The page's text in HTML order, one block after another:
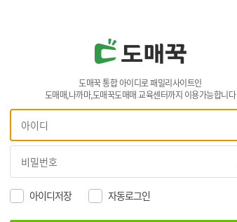
도매꾹 통합 아이디로 패밀리사이트인
도매매,나까마,도매꾹도매매 교육센터까지 이용가능합니다
아이디저장 자동로그인